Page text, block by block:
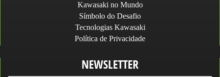
Kawasaki no Mundo
Símbolo do Desafio
Tecnologias Kawasaki
Política de Privacidade
NEWSLETTER